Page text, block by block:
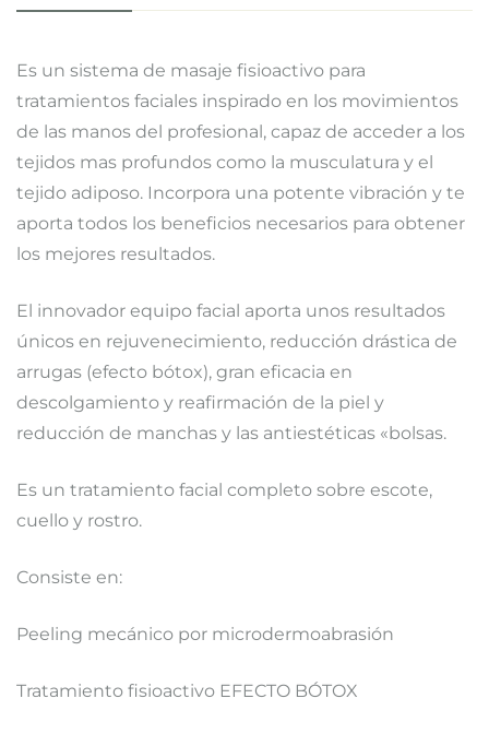
Es un sistema de masaje fisioactivo para
tratamientos faciales inspirado en los movimientos
de las manos del profesional, capaz de acceder a los
tejidos mas profundos como la musculatura y el
tejido adiposo. Incorpora una potente vibración y te
aporta todos los beneficios necesarios para obtener
los mejores resultados.
El innovador equipo facial aporta unos resultados
únicos en rejuvenecimiento, reducción drástica de
arrugas (efecto bótox), gran eficacia en
descolgamiento y reafirmación de la piel y
reducción de manchas y las antiestéticas «bolsas.
Es un tratamiento facial completo sobre escote,
cuello y rostro.
Consiste en:
Peeling mecánico por microdermoabrasión
Tratamiento fisioactivo EFECTO BÓTOX